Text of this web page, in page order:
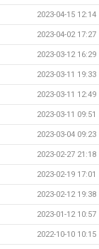
2023-04-15 12:14
2023-04-02 17:27
2023-03-12 16:29
2023-03-11 19:33
2023-03-11 12:49
2023-03-11 09:51
2023-03-04 09:23
2023-02-27 21:18
2023-02-19 17:01
2023-02-12 19:38
2023-01-12 10:57
2022-10-10 10:15